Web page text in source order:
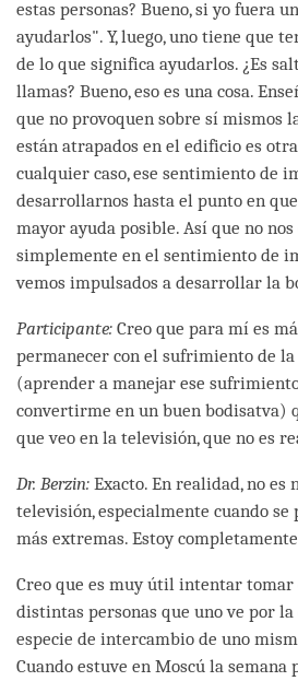
estas personas? Bueno, si yo fuera
ayudarlos". Y, luego, uno tiene que
de lo que significa ayudarlos. ¿Es
llamas? Bueno, eso es una cosa.
que no provoquen sobre sí mismos
están atrapados en el edificio es otra
cualquier caso, ese sentimiento de
desarrollarnos hasta el punto en
mayor ayuda posible. Así que no nos
simplemente en el sentimiento de
vemos impulsados a desarrollar la
Participante: Creo que para mí es
permanecer con el sufrimiento de
(aprender a manejar ese
convertirme en un buen bodisatva)
que veo en la televisión, que no es
Dr. Berzin: Exacto. En realidad, no es
televisión, especialmente cuando se
más extremas. Estoy
Creo que es muy útil intentar tomar
distintas personas que uno ve por la
especie de intercambio de uno
Cuando estuve en Moscú la semana